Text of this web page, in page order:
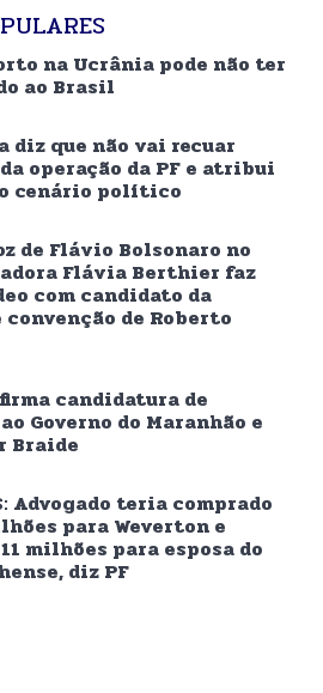
na Ucrânia pode não ter
ao Brasil
diz que não vai recuar
operação da PF e atribui
cenário político
de Flávio Bolsonaro no
Flávia Berthier faz
com candidato da
de Roberto
candidatura de
Governo do Maranhão e
Braide
Advogado teria comprado
para Weverton e
milhões para esposa do
diz PF